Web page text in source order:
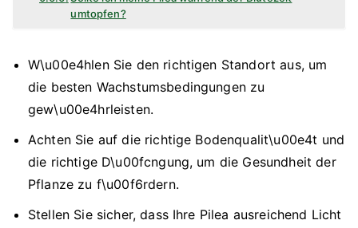
umtopfen?
W\u00e4hlen Sie den richtigen Standort aus, um
die besten Wachstumsbedingungen zu
gew\u00e4hrleisten.
Achten Sie auf die richtige Bodenqualit\u00e4t und
die richtige D\u00fcngung, um die Gesundheit der
Pflanze zu f\u00f6rdern.
Stellen Sie sicher, dass Ihre Pilea ausreichend Licht